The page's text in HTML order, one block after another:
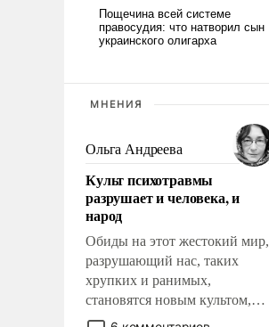
МНЕНИЯ
Ольга Андреева
Культ психотравмы
разрушает и человека, и
народ
Обиды на этот жестокий мир,
разрушающий нас, таких
хрупких и ранимых,
становятся новым культом,
постепенно вытесняя и